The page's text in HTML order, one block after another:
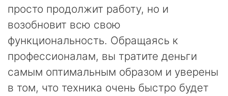
просто продолжит работу, но и
возобновит всю свою
функциональность. Обращаясь к
профессионалам, вы тратите деньги
самым оптимальным образом и уверены
в том, что техника очень быстро будет